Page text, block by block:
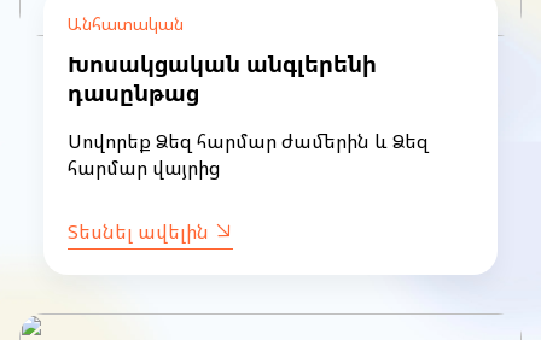
Անհատական
Խոսակցական անգլերենի
դասընթաց
Սովորեք Ձեզ հարմար ժամերին և Ձեզ
հարմար վայրից
Տեսնել ավելին